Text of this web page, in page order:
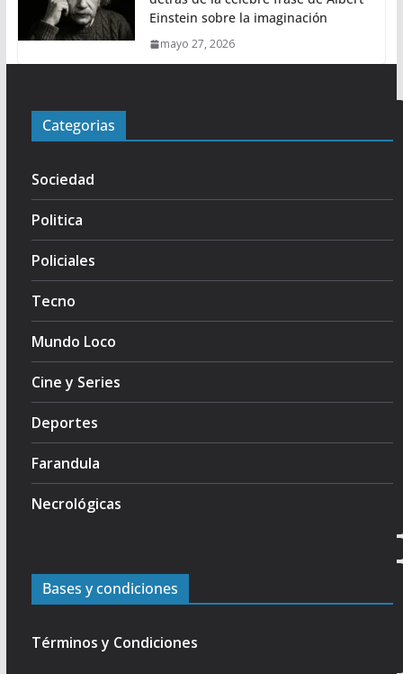
Einstein sobre la imaginación
mayo 27, 2026
Categorias
Sociedad
Politica
Policiales
Tecno
Mundo Loco
Cine y Series
Deportes
Farandula
Necrológicas
Bases y condiciones
Términos y Condiciones